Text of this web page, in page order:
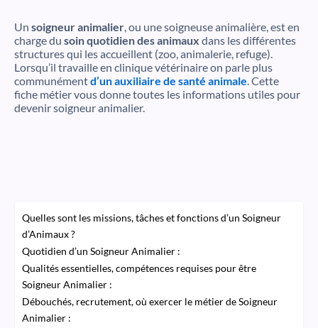
Un soigneur animalier, ou une soigneuse animalière, est en
charge du soin quotidien des animaux dans les différentes
structures qui les accueillent (zoo, animalerie, refuge).
Lorsqu’il travaille en clinique vétérinaire on parle plus
communémentd’un auxiliaire de santé animale. Cette
fiche métier vous donne toutes les informations utiles pour
devenir soigneur animalier.
Quelles sont les missions, tâches et fonctions d’un Soigneur
d’Animaux ?
Quotidien d’un Soigneur Animalier :
Qualités essentielles, compétences requises pour être
Soigneur Animalier :
Débouchés, recrutement, où exercer le métier de Soigneur
Animalier :